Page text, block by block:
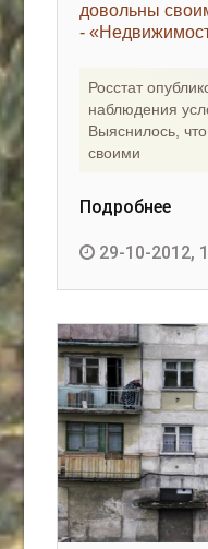
довольны
-
Росстат
наблюдения
Выяснилось,
своими
Подробнее
29-10-2012,